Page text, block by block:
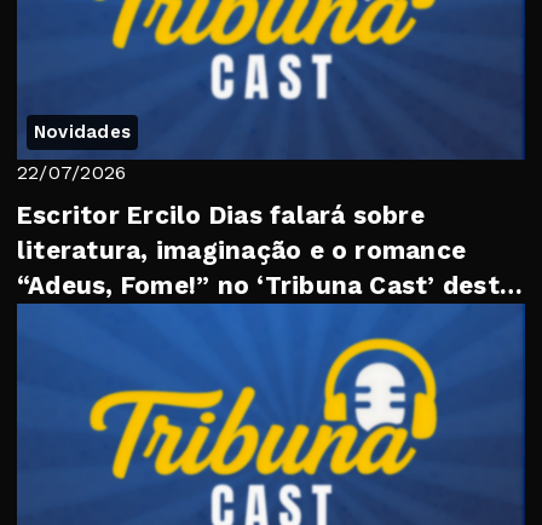
Novidades
22/07/2026
Escritor Ercilo Dias falará sobre
literatura, imaginação e o romance
“Adeus, Fome!” no ‘Tribuna Cast’ desta